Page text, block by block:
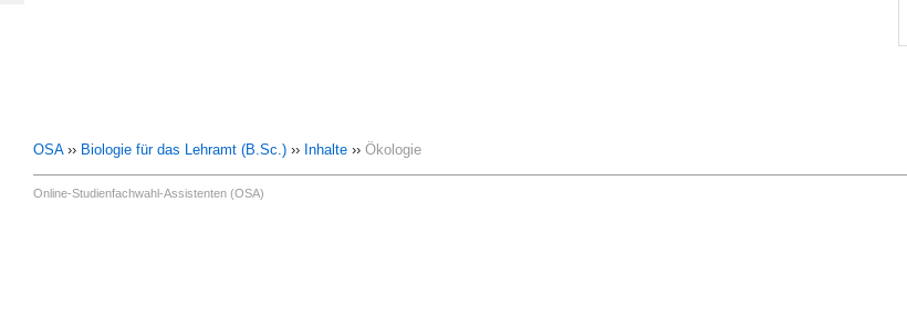
OSA›› Biologie für das Lehramt (B.Sc.) ›› Inhalte ›› Ökologie
Online-Studienfachwahl-Assistenten (OSA)